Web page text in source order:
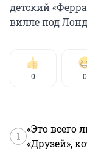
детский
вилле под
0 0
1
«Это всего
«Друзей»,